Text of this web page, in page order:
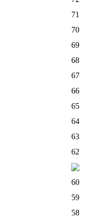
71
70
69
68
67
66
65
64
63
62
60
59
58